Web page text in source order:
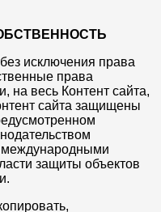
исключения права
права
на весь Контент сайта,
сайта защищены
международными
защиты объектов